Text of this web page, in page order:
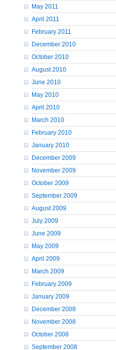
May 2011
April 2011
February 2011
December 2010
October 2010
August 2010
June 2010
May 2010
April 2010
March 2010
February 2010
January 2010
December 2009
November 2009
October 2009
September 2009
August 2009
July 2009
June 2009
May 2009
April 2009
March 2009
February 2009
January 2009
December 2008
November 2008
October 2008
September 2008